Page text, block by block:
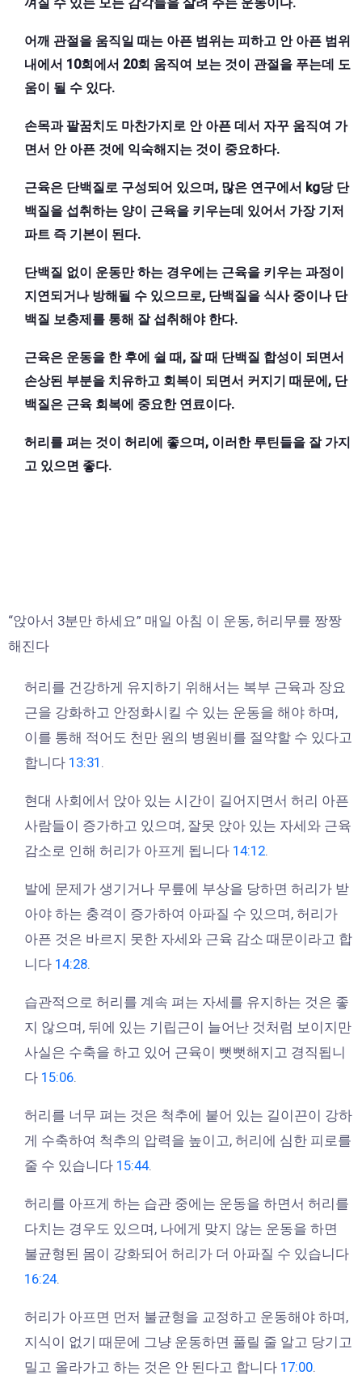
어깨 관절을 움직일 때는 아픈 범위는 피하고 안 아픈 범위
내에서 10회에서 20회 움직여 보는 것이 관절을 푸는데 도
움이 될 수 있다.
손목과 팔꿈치도 마찬가지로 안 아픈 데서 자꾸 움직여 가
면서 안 아픈 것에 익숙해지는 것이 중요하다.
근육은 단백질로 구성되어 있으며, 많은 연구에서 kg당 단
백질을 섭취하는 양이 근육을 키우는데 있어서 가장 기저
파트 즉 기본이 된다.
단백질 없이 운동만 하는 경우에는 근육을 키우는 과정이
지연되거나 방해될 수 있으므로, 단백질을 식사 중이나 단
백질 보충제를 통해 잘 섭취해야 한다.
근육은 운동을 한 후에 쉴 때, 잘 때 단백질 합성이 되면서
손상된 부분을 치유하고 회복이 되면서 커지기 때문에, 단
백질은 근육 회복에 중요한 연료이다.
허리를 펴는 것이 허리에 좋으며, 이러한 루틴들을 잘 가지
고 있으면 좋다.
“앉아서 3분만 하세요” 매일 아침 이 운동, 허리무릎 짱짱
해진다
허리를 건강하게 유지하기 위해서는 복부 근육과 장요
근을 강화하고 안정화시킬 수 있는 운동을 해야 하며,
이를 통해 적어도 천만 원의 병원비를 절약할 수 있다고
합니다 13:31
현대 사회에서 앉아 있는 시간이 길어지면서 허리 아픈
사람들이 증가하고 있으며, 잘못 앉아 있는 자세와 근육
감소로 인해 허리가 아프게 됩니다 14:12
발에 문제가 생기거나 무릎에 부상을 당하면 허리가 받
아야 하는 충격이 증가하여 아파질 수 있으며, 허리가
아픈 것은 바르지 못한 자세와 근육 감소 때문이라고 합
니다 14:28
습관적으로 허리를 계속 펴는 자세를 유지하는 것은 좋
지 않으며, 뒤에 있는 기립근이 늘어난 것처럼 보이지만
사실은 수축을 하고 있어 근육이 뻣뻣해지고 경직됩니
다 15:06
허리를 너무 펴는 것은 척추에 붙어 있는 길이끈이 강하
게 수축하여 척추의 압력을 높이고, 허리에 심한 피로를
줄 수 있습니다 15:44.
허리를 아프게 하는 습관 중에는 운동을 하면서 허리를
다치는 경우도 있으며, 나에게 맞지 않는 운동을 하면
불균형된 몸이 강화되어 허리가 더 아파질 수 있습니다
16:24.
허리가 아프면 먼저 불균형을 교정하고 운동해야 하며,
지식이 없기 때문에 그냥 운동하면 풀릴 줄 알고 당기고
밀고 올라가고 하는 것은 안 된다고 합니다 17:00